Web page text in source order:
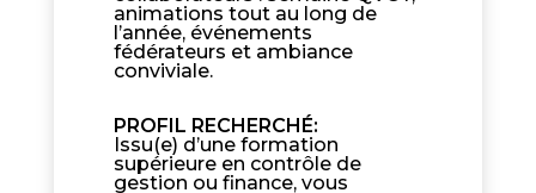
animations tout au long de
l’année, événements
fédérateurs et ambiance
conviviale.
PROFIL RECHERCHÉ:
Issu(e) d’une formation
supérieure en contrôle de
gestion ou finance, vous